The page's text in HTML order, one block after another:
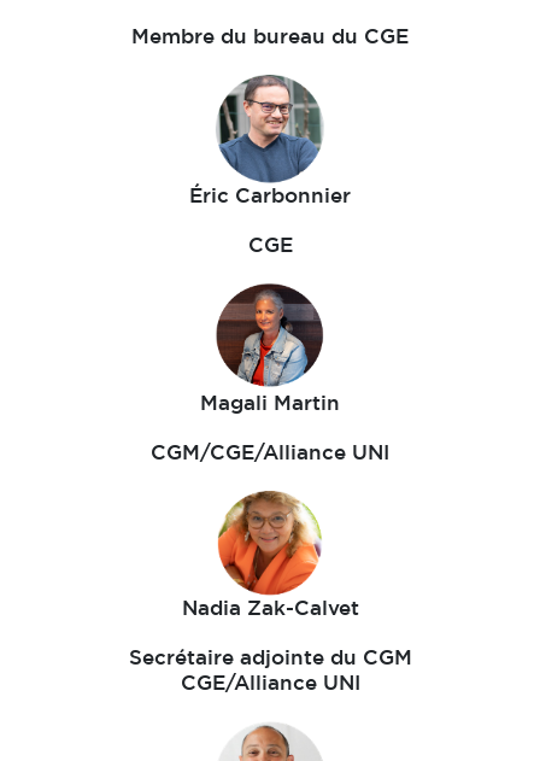
Membre du bureau du CGE
Éric Carbonnier
CGE
Magali Martin
CGM/CGE/Alliance UNI
Nadia Zak-Calvet
Secrétaire adjointe du CGM
CGE/Alliance UNI